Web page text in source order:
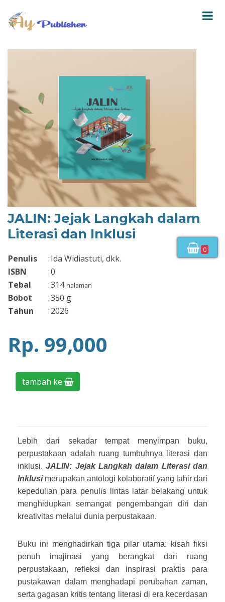
0
JALIN: Jejak Langkah dalam
Literasi dan Inklusi
Penulis :Ida Widiastuti, dkk.
ISBN
:0
Tebal
:314 halaman
Bobot :350 g
Tahun
:2026
Rp. 99,000
tambah ke
Lebih dari sekadar tempat menyimpan buku,
perpustakaan adalah ruang tumbuhnya literasi dan
inklusi.JALIN: Jejak Langkah dalam Literasi dan
Inklusimerupakan antologi kolaboratif yang lahir dari
kepedulian para penulis lintas latar belakang untuk
menghidupkan semangat pengembangan diri dan
kreativitas melalui dunia perpustakaan.
Buku ini menghadirkan tiga pilar utama: kisah fiksi
penuh imajinasi yang berangkat dari ruang
perpustakaan, refleksi dan inspirasi praktis para
pustakawan dalam menghadapi perubahan zaman,
serta gagasan kritis tentang literasi di era kecerdasan